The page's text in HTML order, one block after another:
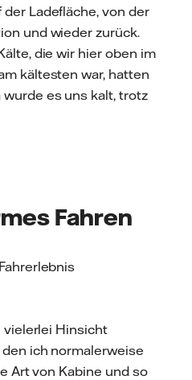
Ladefläche, von der
und wieder zurück.
die wir hier oben im
kältesten war, hatten
wurde es uns kalt, trotz
Fahren
vielerlei Hinsicht
ich normalerweise
Art von Kabine und so